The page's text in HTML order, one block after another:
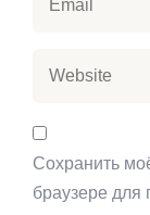
Сохранить
браузере